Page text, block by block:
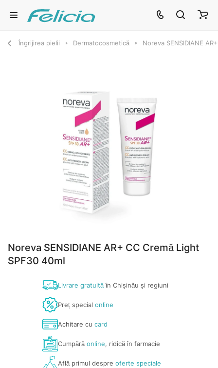
Îngrijirea pielii Dermatocosmetică Noreva SENSIDIANE
Noreva SENSIDIANE AR+ CC Cremă Light
SPF30 40ml
Livrare gratuităîn Chișinău și regiuni
Preț special online
Achitare cu card
Cumpărăonline, ridică în farmacie
Află primul despre oferte speciale